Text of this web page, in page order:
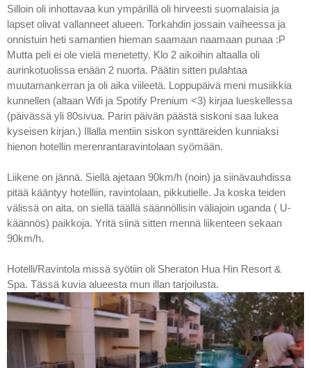
Silloin oli inhottavaa kun ympärillä oli hirveesti suomalaisia ja
lapset olivat vallanneet alueen. Torkahdin jossain vaiheessa ja
onnistuin heti samantien hieman saamaan naamaan punaa :P
Mutta peli ei ole vielä menetetty. Klo 2 aikoihin altaalla oli
aurinkotuolissa enään 2 nuorta. Päätin sitten pulahtaa
muutamankerran ja oli aika viileetä. Loppupäivä meni musiikkia
kunnellen (altaan Wifi ja Spotify Prenium <3) kirjaa lueskellessa
(päivässä yli 80sivua. Parin päivän päästä siskoni saa lukea
kyseisen kirjan.) Illalla mentiin siskon synttäreiden kunniaksi
hienon hotellin merenrantaravintolaan syömään.
Liikene on jännä. Siellä ajetaan 90km/h (noin) ja siinävauhdissa
pitää kääntyy hotelliin, ravintolaan, pikkutielle. Ja koska teiden
välissä on aita, on siellä täällä säännöllisin väliajoin uganda ( U-
käännös) paikkoja. Yritä siinä sitten mennä liikenteen sekaan
90km/h.
Hotelli/Ravintola missä syötiin oli Sheraton Hua Hin Resort &
Spa. Tässä kuvia alueesta mun illan tarjoilusta.